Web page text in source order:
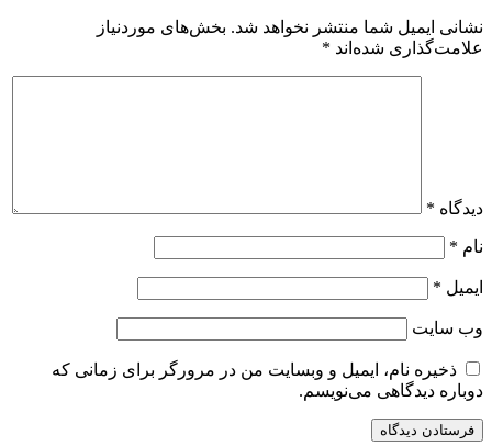
نشانی ایمیل شما منتشر نخواهد شد. بخش‌های موردنیاز
علامت‌گذاری شده‌اند *
دیدگاه *
نام *
ایمیل *
وب‌ سایت
ذخیره نام، ایمیل و وبسایت من در مرورگر برای زمانی که
دوباره دیدگاهی می‌نویسم.